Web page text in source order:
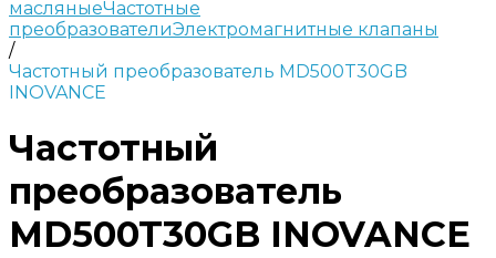
масляныеЧастотные
преобразователиЭлектромагнитные клапаны
/
Частотный преобразователь MD500T30GB
INOVANCE
Частотный
преобразователь
MD500T30GB INOVANCE